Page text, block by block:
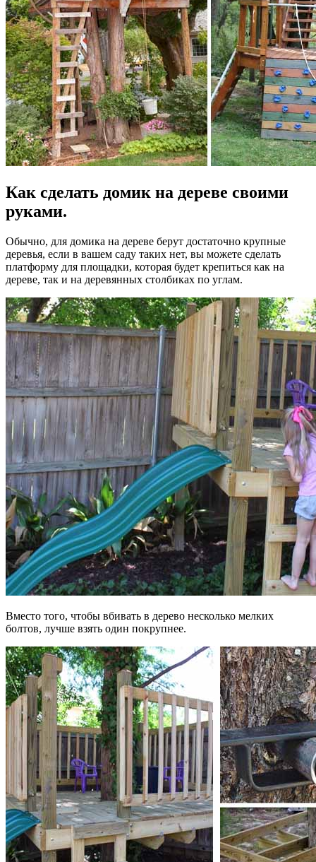
Как сделать домик на дереве своими
руками.
Обычно, для домика на дереве берут достаточно крупные
деревья, если в вашем саду таких нет, вы можете сделать
платформу для площадки, которая будет крепиться как на
дереве, так и на деревянных столбиках по углам.
Вместо того, чтобы вбивать в дерево несколько мелких
болтов, лучше взять один покрупнее.